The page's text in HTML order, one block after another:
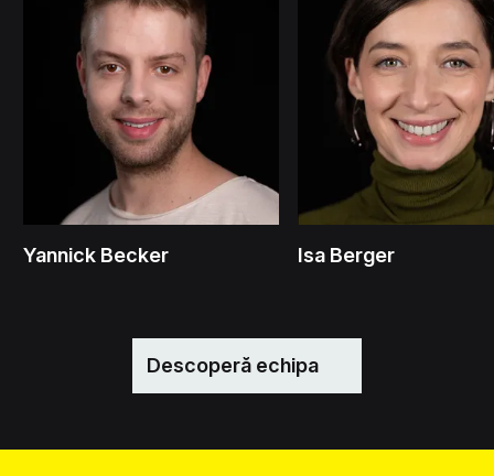
Yannick Becker Isa Berger
Descoperă echipa